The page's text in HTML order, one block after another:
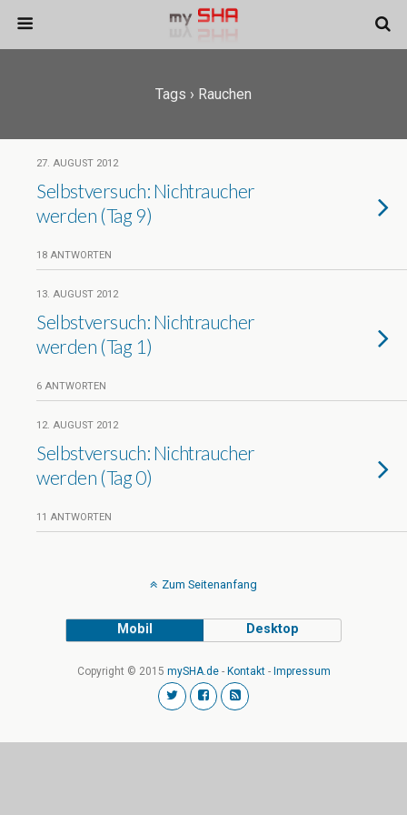
Tags › Rauchen
27. AUGUST 2012
Selbstversuch: Nichtraucher
werden (Tag 9)
18 ANTWORTEN
13. AUGUST 2012
Selbstversuch: Nichtraucher
werden (Tag 1)
6 ANTWORTEN
12. AUGUST 2012
Selbstversuch: Nichtraucher
werden (Tag 0)
11 ANTWORTEN
Zum Seitenanfang
Mobil Desktop
Copyright © 2015 mySHA.de- Kontakt- Impressum